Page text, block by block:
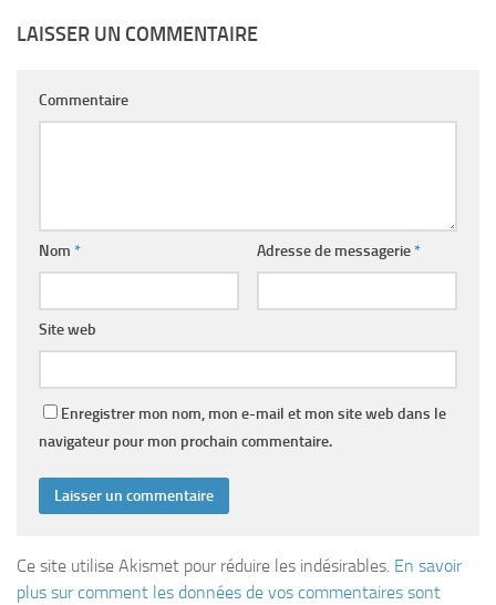
LAISSER UN COMMENTAIRE
Commentaire
Nom * Adresse de messagerie*
Site web
Enregistrer mon nom, mon e-mail et mon site web dans le
navigateur pour mon prochain commentaire.
Ce site utilise Akismet pour réduire les indésirables. En savoir
plus sur comment les données de vos commentaires sont